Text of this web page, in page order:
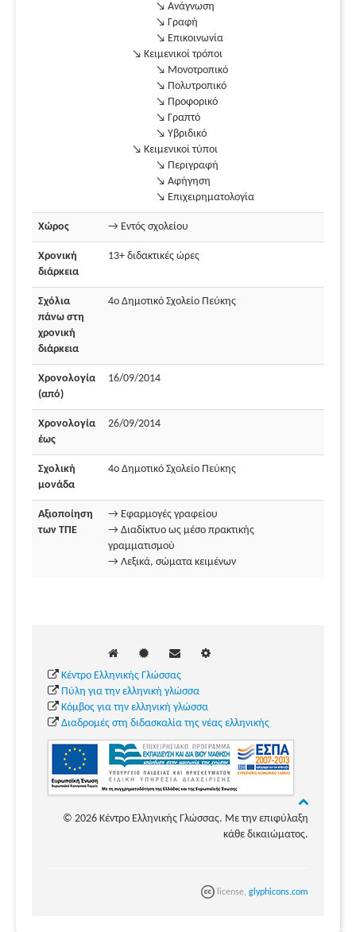
↘ Ανάγνωση
↘ Γραφή
↘ Επικοινωνία
↘ Κειμενικοί τρόποι
↘ Μονοτροπικό
↘ Πολυτροπικό
↘ Προφορικό
↘ Γραπτό
↘ Υβριδικό
↘ Κειμενικοί τύποι
↘ Περιγραφή
↘ Αφήγηση
↘ Επιχειρηματολογία
Χώρος → Εντός σχολείου
Χρονική
διάρκεια
13+ διδακτικές ώρες
Σχόλια
πάνω στη
χρονική
διάρκεια
4ο Δημοτικό Σχολείο Πεύκης
Χρονολογία
(από)
16/09/2014
Χρονολογία
έως
26/09/2014
Σχολική
μονάδα
4ο Δημοτικό Σχολείο Πεύκης
Αξιοποίηση
των ΤΠΕ
→ Εφαρμογές γραφείου
→ Διαδίκτυο ως μέσο πρακτικής
γραμματισμού
→ Λεξικά, σώματα κειμένων
Κέντρο Ελληνικής Γλώσσας
Πύλη για την ελληνική γλώσσα
Κόμβος για την ελληνική γλώσσα
Διαδρομές στη διδασκαλία της νέας ελληνικής
© 2026 Κέντρο Ελληνικής Γλώσσας. Με την επιφύλαξη
κάθε δικαιώματος.
license, glyphicons.com